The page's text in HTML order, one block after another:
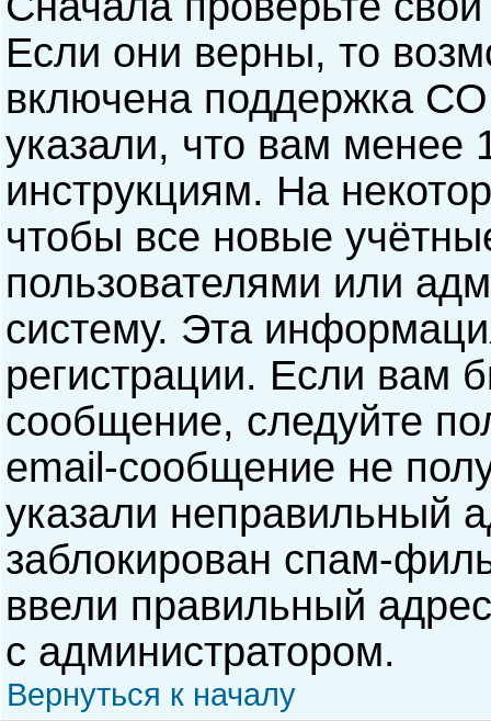
Если они верны, то
включена поддержка
указали, что вам менее
инструкциям. На
чтобы все новые
пользователями или
систему. Эта
регистрации. Если вам
сообщение, следуйте
email-сообщение не
указали неправильный
заблокирован спам-
ввели правильный
с администратором.
Вернуться к началу